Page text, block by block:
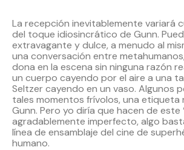
La recepción inevitablemente variará
del toque idiosincrático de Gunn.
extravagante y dulce, a menudo al
una conversación entre
dona en la escena sin ninguna razón
un cuerpo cayendo por el aire a una
Seltzer cayendo en un vaso. Algunos
tales momentos frívolos, una etiqueta
Gunn. Pero yo diría que hacen de este
agradablemente imperfecto, algo
línea de ensamblaje del cine de
humano.